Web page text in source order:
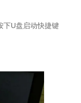
下U盘启动快捷键